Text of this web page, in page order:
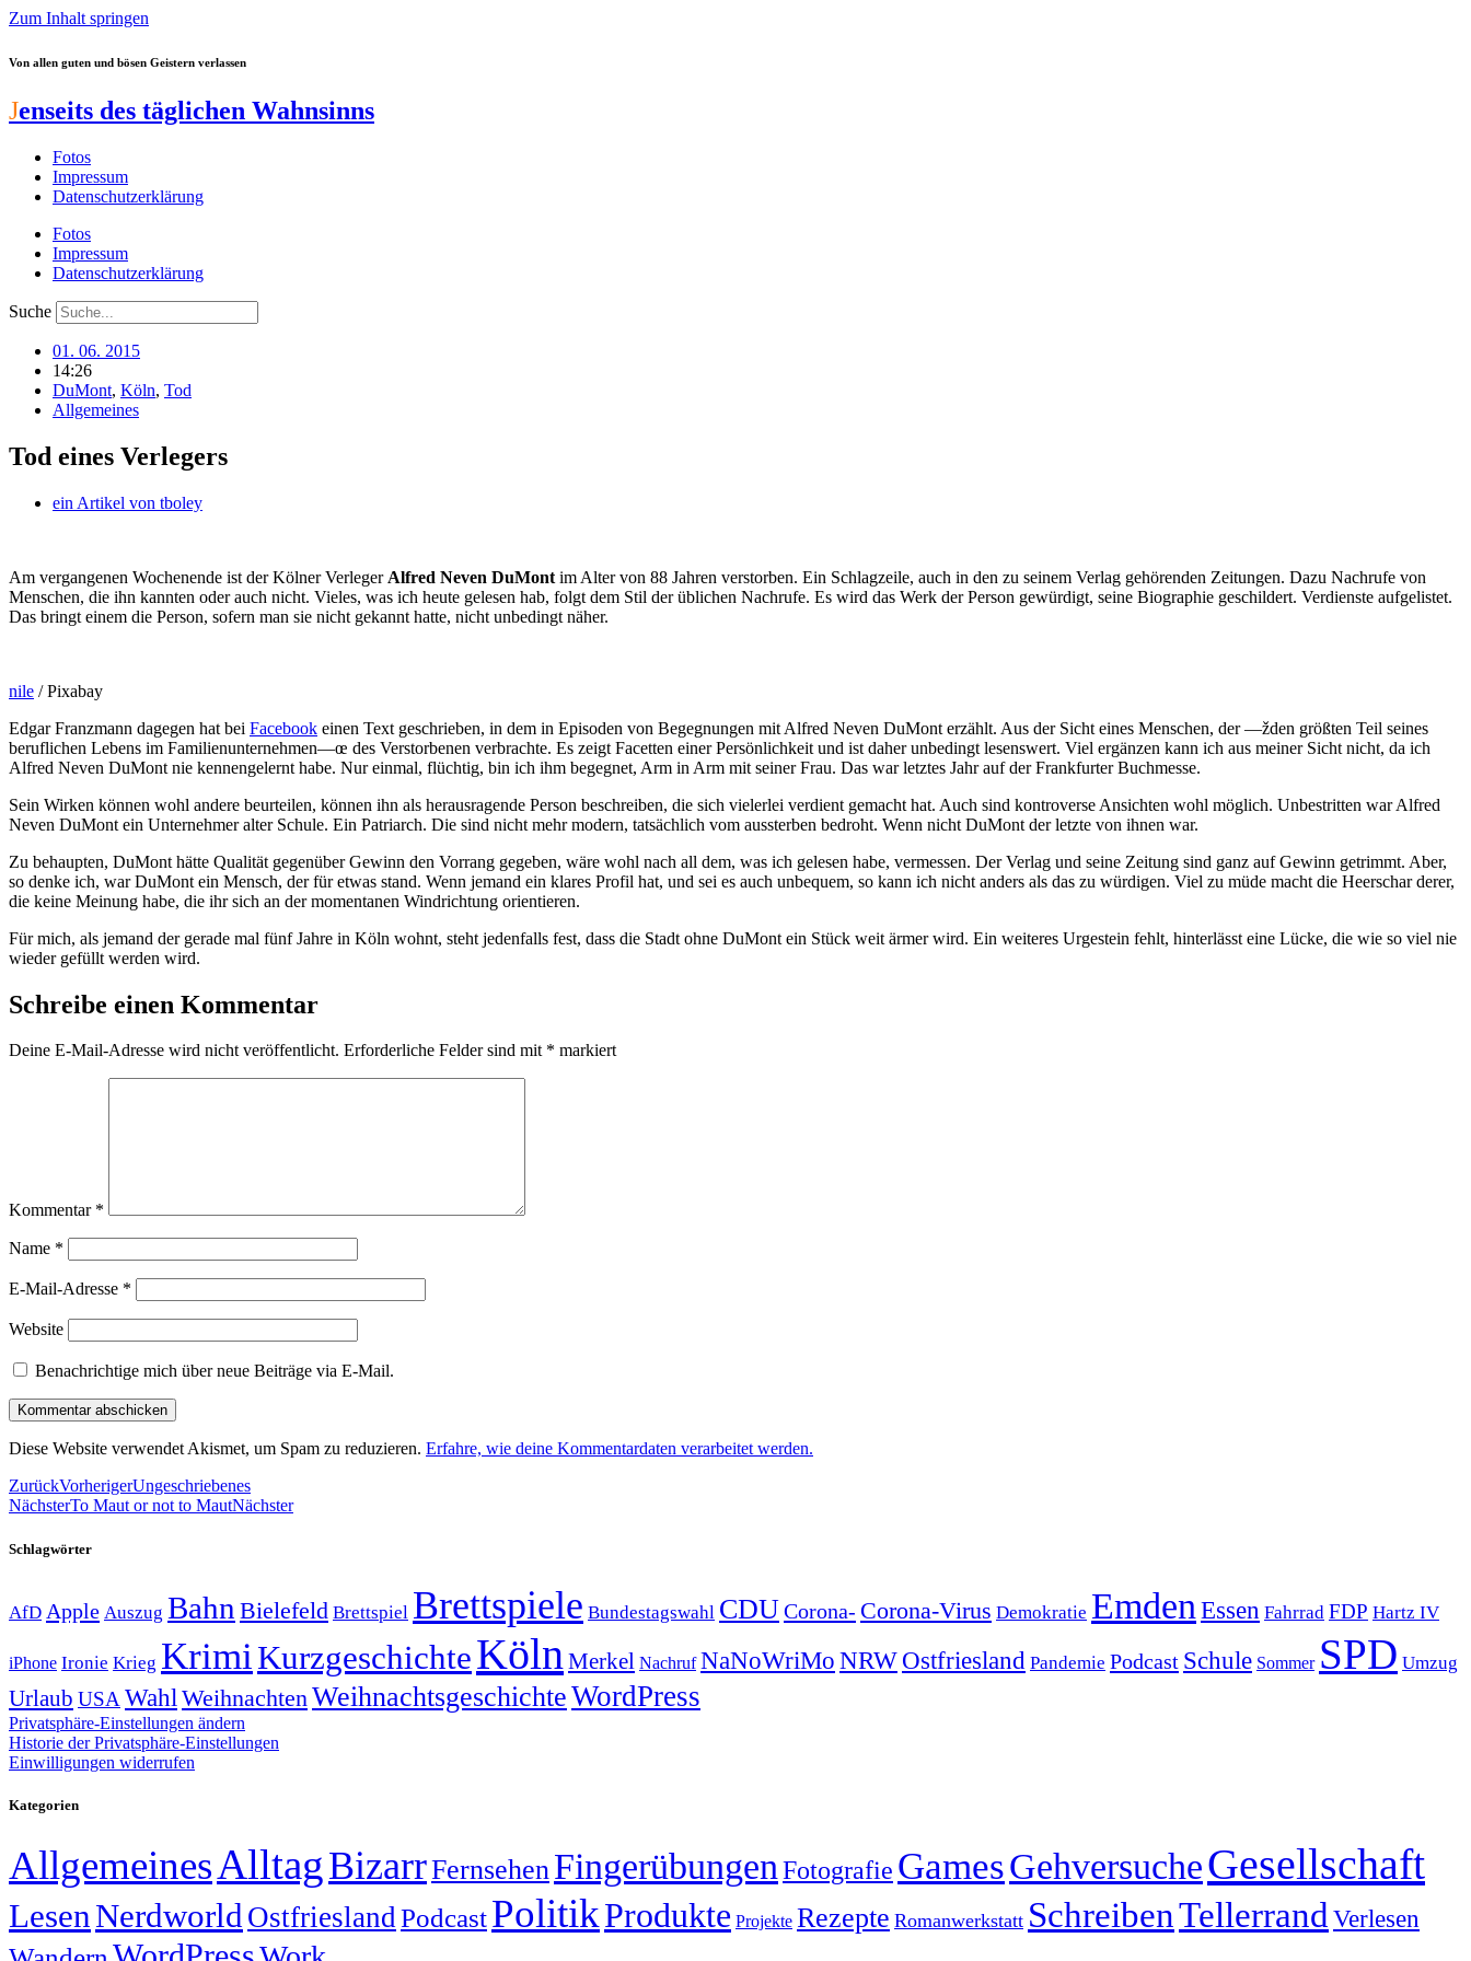
Zum Inhalt springen
Von allen guten und bösen Geistern verlassen
Jenseits des täglichen Wahnsinns
Fotos
Impressum
Datenschutzerklärung
Fotos
Impressum
Datenschutzerklärung
Suche
01. 06. 2015
14:26
DuMont, Köln, Tod
Allgemeines
Tod eines Verlegers
ein Artikel von tboley
Am vergangenen Wochenende ist der Kölner Verleger Alfred Neven DuMont im Alter von 88 Jahren verstorben. Ein Schlagzeile, auch in den zu seinem Verlag gehörenden Zeitungen. Dazu Nachrufe von
Menschen, die ihn kannten oder auch nicht. Vieles, was ich heute gelesen hab, folgt dem Stil der üblichen Nachrufe. Es wird das Werk der Person gewürdigt, seine Biographie geschildert. Verdienste aufgelistet.
Das bringt einem die Person, sofern man sie nicht gekannt hatte, nicht unbedingt näher.
nile / Pixabay
Edgar Franzmann dagegen hat bei Facebook einen Text geschrieben, in dem in Episoden von Begegnungen mit Alfred Neven DuMont erzählt. Aus der Sicht eines Menschen, der —žden größten Teil seines
beruflichen Lebens im Familienunternehmen—œ des Verstorbenen verbrachte. Es zeigt Facetten einer Persönlichkeit und ist daher unbedingt lesenswert. Viel ergänzen kann ich aus meiner Sicht nicht, da ich
Alfred Neven DuMont nie kennengelernt habe. Nur einmal, flüchtig, bin ich ihm begegnet, Arm in Arm mit seiner Frau. Das war letztes Jahr auf der Frankfurter Buchmesse.
Sein Wirken können wohl andere beurteilen, können ihn als herausragende Person beschreiben, die sich vielerlei verdient gemacht hat. Auch sind kontroverse Ansichten wohl möglich. Unbestritten war Alfred
Neven DuMont ein Unternehmer alter Schule. Ein Patriarch. Die sind nicht mehr modern, tatsächlich vom aussterben bedroht. Wenn nicht DuMont der letzte von ihnen war.
Zu behaupten, DuMont hätte Qualität gegenüber Gewinn den Vorrang gegeben, wäre wohl nach all dem, was ich gelesen habe, vermessen. Der Verlag und seine Zeitung sind ganz auf Gewinn getrimmt. Aber,
so denke ich, war DuMont ein Mensch, der für etwas stand. Wenn jemand ein klares Profil hat, und sei es auch unbequem, so kann ich nicht anders als das zu würdigen. Viel zu müde macht die Heerschar derer,
die keine Meinung habe, die ihr sich an der momentanen Windrichtung orientieren.
Für mich, als jemand der gerade mal fünf Jahre in Köln wohnt, steht jedenfalls fest, dass die Stadt ohne DuMont ein Stück weit ärmer wird. Ein weiteres Urgestein fehlt, hinterlässt eine Lücke, die wie so viel nie
wieder gefüllt werden wird.
Schreibe einen Kommentar
Deine E-Mail-Adresse wird nicht veröffentlicht. Erforderliche Felder sind mit * markiert
Kommentar *
Name *
E-Mail-Adresse *
Website
Benachrichtige mich über neue Beiträge via E-Mail.
Diese Website verwendet Akismet, um Spam zu reduzieren. Erfahre, wie deine Kommentardaten verarbeitet werden.
ZurückVorherigerUngeschriebenes
NächsterTo Maut or not to MautNächster
Schlagwörter
AfD Apple Auszug Bahn Bielefeld Brettspiel Brettspiele Bundestagswahl CDUCorona- Corona-Virus Demokratie Emden Essen Fahrrad FDP Hartz IV
iPhone Ironie Krieg KrimiKurzgeschichteKöln Merkel Nachruf NaNoWriMo NRWOstfriesland Pandemie Podcast Schule Sommer SPD Umzug
Urlaub USA Wahl Weihnachten WeihnachtsgeschichteWordPress
Privatsphäre-Einstellungen ändern
Historie der Privatsphäre-Einstellungen
Einwilligungen widerrufen
Kategorien
AllgemeinesAlltagBizarrFernsehenFingerübungen Fotografie GamesGehversucheGesellschaft
LesenNerdworld OstfrieslandPodcastPolitikProdukte Projekte Rezepte Romanwerkstatt SchreibenTellerrand Verlesen